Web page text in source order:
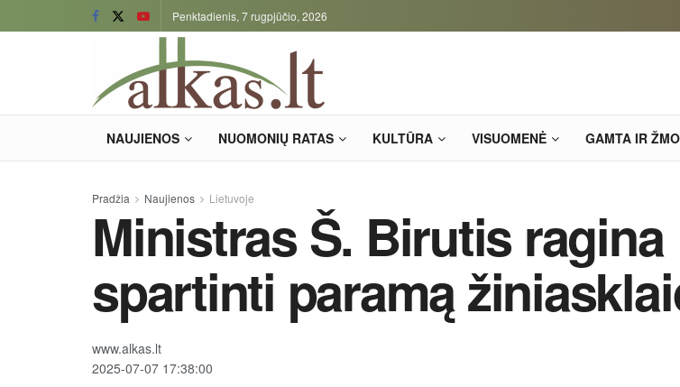
Penktadienis, 7 rugpjūčio, 2026
NAUJIENOS NUOMONIŲ RATAS KULTŪRA VISUOMENĖ GAMTA IR
Pradžia Naujienos Lietuvoje
Ministras Š. Birutis ragina
spartinti paramą
www.alkas.lt
2025-07-07 17:38:00